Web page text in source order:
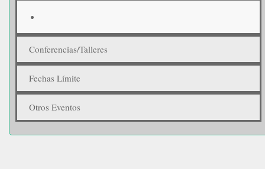
Conferencias/Talleres
Fechas Límite
Otros Eventos